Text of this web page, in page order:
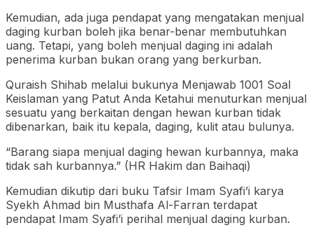
Kemudian, ada juga pendapat yang mengatakan menjual
daging kurban boleh jika benar-benar membutuhkan
uang. Tetapi, yang boleh menjual daging ini adalah
penerima kurban bukan orang yang berkurban.
Quraish Shihab melalui bukunya Menjawab 1001 Soal
Keislaman yang Patut Anda Ketahui menuturkan menjual
sesuatu yang berkaitan dengan hewan kurban tidak
dibenarkan, baik itu kepala, daging, kulit atau bulunya.
“Barang siapa menjual daging hewan kurbannya, maka
tidak sah kurbannya.” (HR Hakim dan Baihaqi)
Kemudian dikutip dari buku Tafsir Imam Syafi’i karya
Syekh Ahmad bin Musthafa Al-Farran terdapat
pendapat Imam Syafi’i perihal menjual daging kurban.